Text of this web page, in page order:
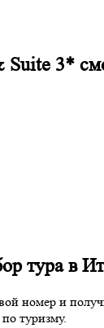
3*
тура в
номер и
туризму.